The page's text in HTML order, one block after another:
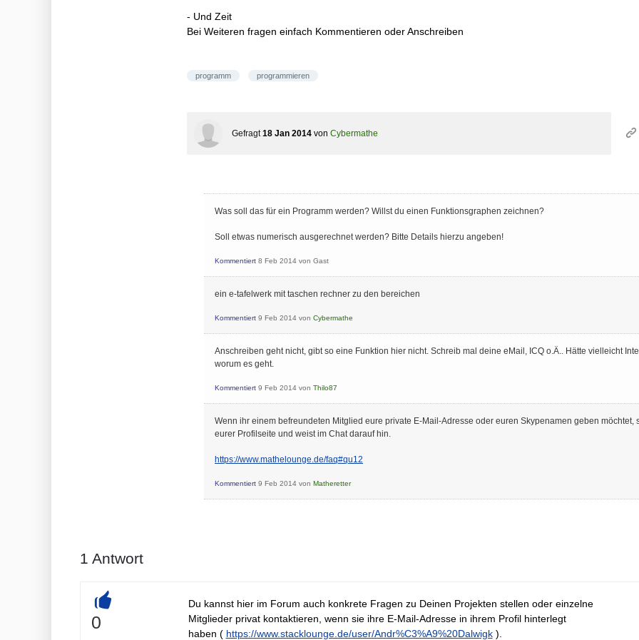
- Und Zeit
Bei Weiteren fragen einfach Kommentieren oder Anschreiben
programm programmieren
Gefragt 18 Jan 2014 von Cybermathe
Was soll das für ein Programm werden? Willst du einen Funktionsgraphen zeichnen?
Soll etwas numerisch ausgerechnet werden? Bitte Details hierzu angeben!
Kommentiert 8 Feb 2014 von Gast
ein e-tafelwerk mit taschen rechner zu den bereichen
Kommentiert 9 Feb 2014 von Cybermathe
Anschreiben geht nicht, gibt so eine Funktion hier nicht. Schreib mal deine eMail, ICQ o.Ä.. Hätte vielleicht
worum es geht.
Kommentiert 9 Feb 2014 von Thilo87
Wenn ihr einem befreundeten Mitglied eure private E-Mail-Adresse oder euren Skypenamen geben möchtet,
eurer Profilseite und weist im Chat darauf hin.
https://www.mathelounge.de/faq#qu12
Kommentiert 9 Feb 2014 von Matheretter
1 Antwort
+
0
Du kannst hier im Forum auch konkrete Fragen zu Deinen Projekten stellen oder einzelne
Mitglieder privat kontaktieren, wenn sie ihre E-Mail-Adresse in ihrem Profil hinterlegt
haben ( https://www.stacklounge.de/user/Andr%C3%A9%20Dalwigk).